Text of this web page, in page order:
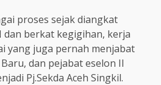
proses sejak diangkat
dan berkat kegigihan, kerja
yang juga pernah menjabat
dan pejabat eselon II
Pj.Sekda Aceh Singkil.